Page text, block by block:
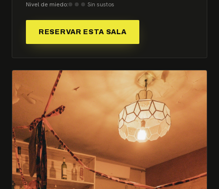
Nivel de miedo:
Sin sustos
RESERVAR ESTA SALA